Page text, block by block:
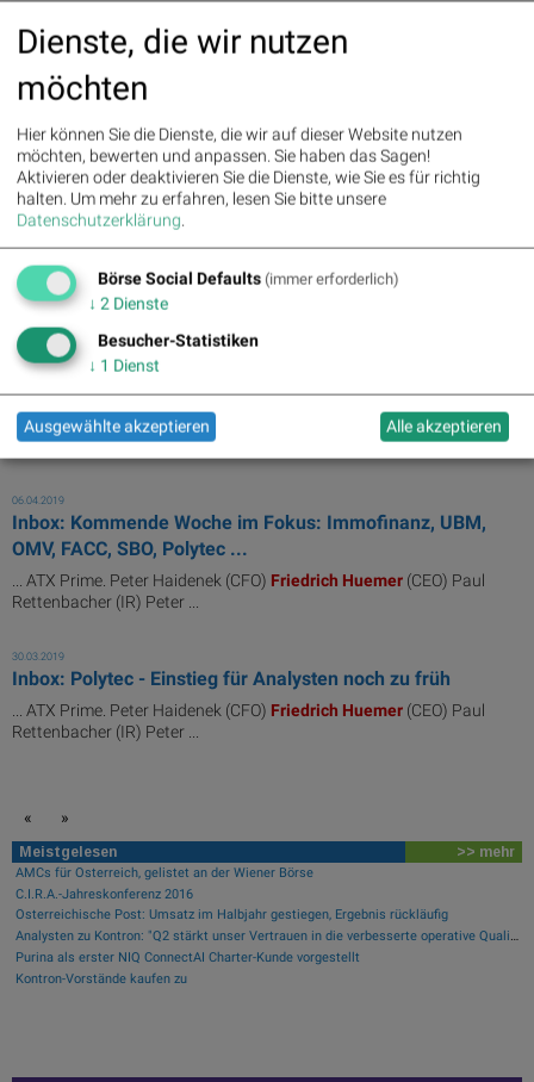
15.06.2021
Schöne Auszeichnung für die Huemer-Familie: Ulrike,
Friedrich und Sohn Markus (Christia...
undFriedrichHuemer. Mit Hartnäckigkeit und ... ] Und: Sohn Markus
Huemerist derzeit im CEO ...
15.06.2021
ATX TR zu Mittag schwächer: FACC, Warimpex und Strabag
gesucht
... - Schöne Auszeichnung für die Huemer -Famiie: Ulrike,
Sohn Markus - PIR ...
06.04.2019
Inbox: Polytec in guter Position
... ATX Prime. Peter Haidenek (CFO) Huemer(CEO) Paul
Rettenbacher (IR) Peter ...
06.04.2019
Inbox: Kommende Woche im Fokus: Immofinanz, UBM,
OMV, FACC, SBO, Polytec ...
... ATX Prime. Peter Haidenek (CFO) Friedrich Huemer (CEO) Paul
Rettenbacher (IR) Peter ...
30.03.2019
Inbox: Polytec - Einstieg für Analysten noch zu früh
... ATX Prime. Peter Haidenek (CFO) Friedrich Huemer (CEO) Paul
Rettenbacher (IR) Peter ...
« »
Meistgelesen >> mehr
AMCs für Österreich, gelistet an der Wiener Börse
C.I.R.A.-Jahreskonferenz 2016
Österreichische Post: Umsatz im Halbjahr gestiegen, Ergebnis rückläufig
Analysten zu Kontron: "Q2 stärkt unser Vertrauen in die verbesserte operative Qualität"
Purina als erster NIQ ConnectAI Charter-Kunde vorgestellt
Kontron-Vorstände kaufen zu
Dienste, die wir nutzen
möchten
Hier können Sie die Dienste, die wir auf dieser Website nutzen
möchten, bewerten und anpassen. Sie haben das Sagen!
Aktivieren oder deaktivieren Sie die Dienste, wie Sie es für richtig
halten. Um mehr zu erfahren, lesen Sie bitte unsere
Datenschutzerklärung.
Börse Social Defaults (immer erforderlich)
↓ 2 Dienste
Besucher-Statistiken
↓ 1 Dienst
Ausgewählte akzeptieren Alle akzeptieren